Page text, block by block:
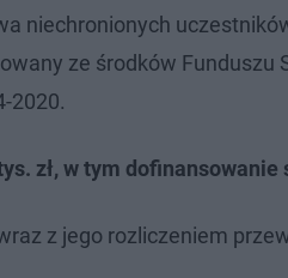
niechronionych
ze środków
2020.
zł, w tym dofinansowanie
z jego rozliczeniem